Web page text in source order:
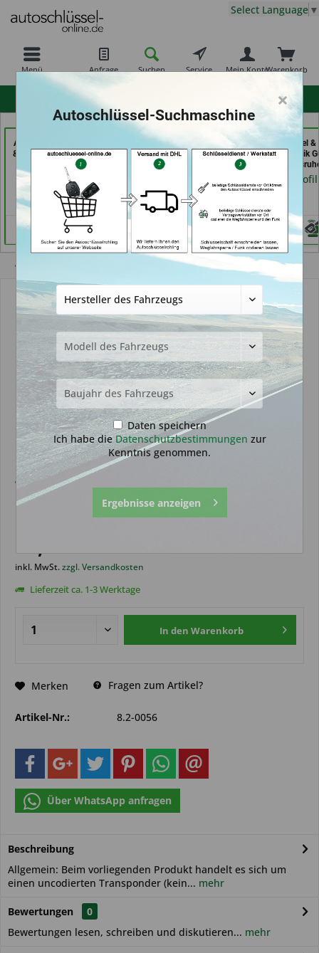
Menü Anfrage Suchen Service Warenkorb
Mein Konto
Select Language ▼
AKYÜZ Schlüsseldienst
& Sicherheitstechnik (in
Händlerprofil
AutoAufsperrer (in Bad
Arolsen)
Händlerprofil
Aba Schlüssel &
Sicherheitstechnik
GmbH (in
Händlerprofil
Transponder geeignet für Citroen
ID49-1E (Aftermarket Produkt)
24,99 € *
inkl. MwSt.zzgl. Versandkosten
Lieferzeit ca. 1-3 Werktage
In den Warenkorb
Merken Fragen zum Artikel?
Artikel-Nr.: 8.2-0056
Über WhatsApp anfragen
Beschreibung
Allgemein: Beim vorliegenden Produkt handelt es sich um
einen uncodierten Transponder (kein... mehr
Bewertungen
0
Bewertungen lesen, schreiben und diskutieren... mehr
×
Autoschlüssel-Suchmaschine
Daten speichern
Ich habe dieDatenschutzbestimmungen zur
Kenntnis genommen.
Ergebnisse anzeigen